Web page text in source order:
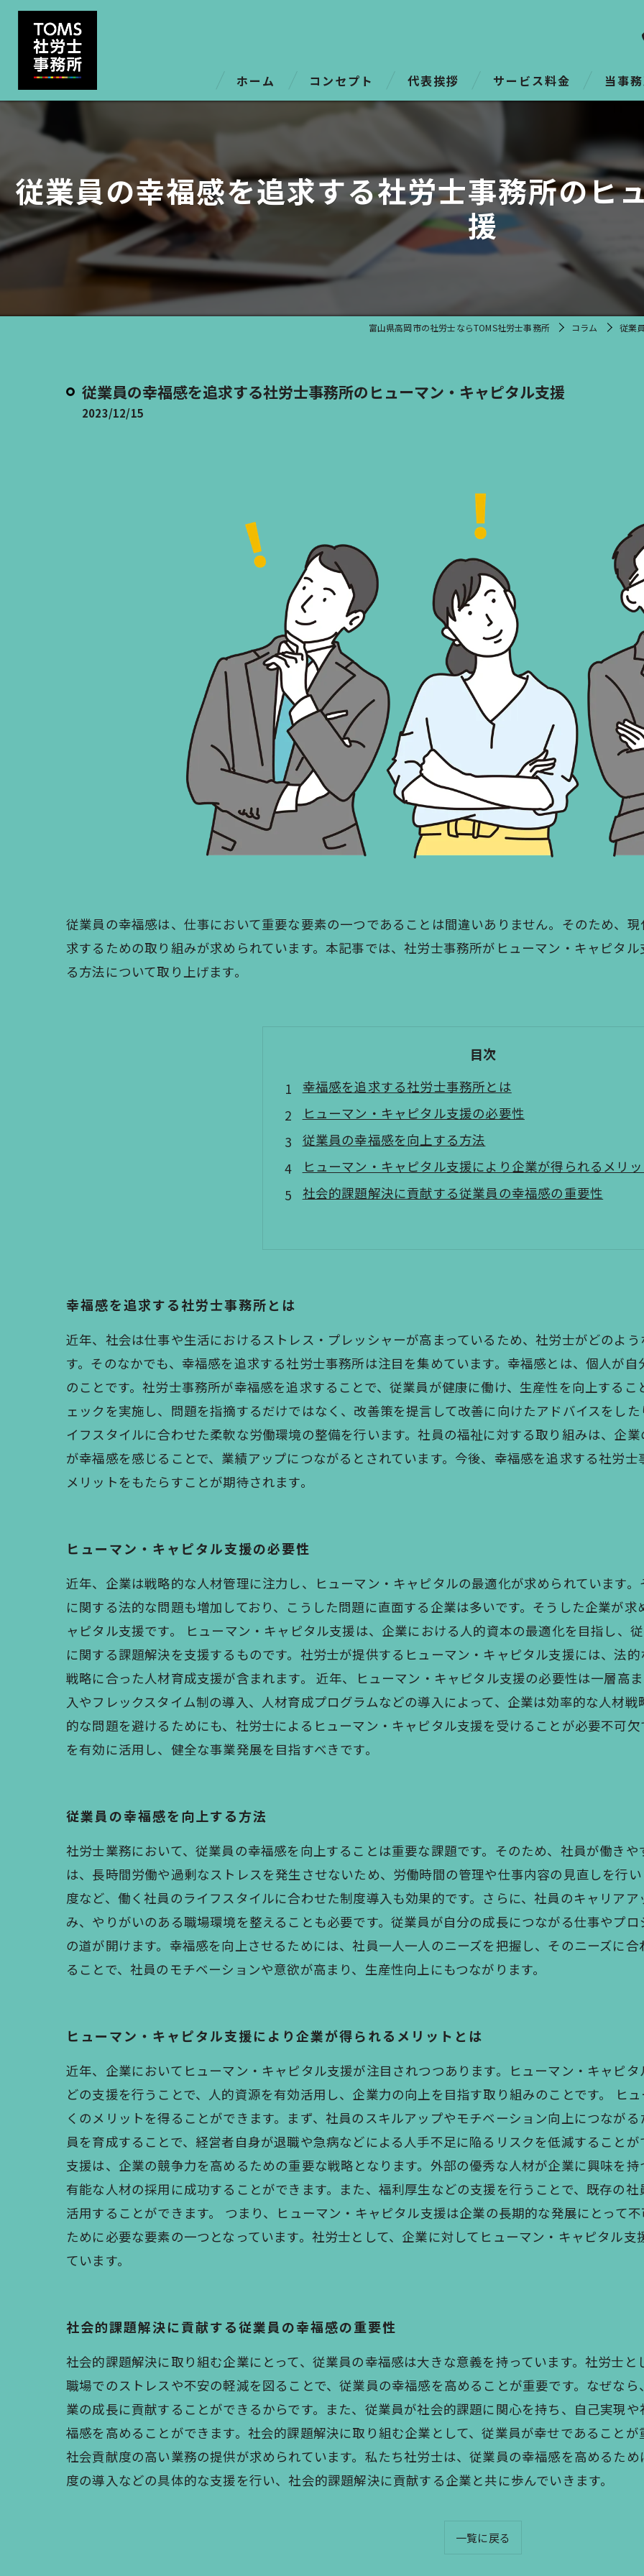
ホーム コンセプト 代表挨拶 サービス料金 当事
給与計算
コンサル
働き方
従業員の幸福感を追求する社労士事務所のヒ
援
富山県高岡市の社労士ならTOMS社労士事務所 コラム 従業
従業員の幸福感を追求する社労士事務所のヒューマン・キャピタル支援
2023/12/15
従業員の幸福感は、仕事において重要な要素の一つであることは間違いありません。そのため、
求するための取り組みが求められています。本記事では、社労士事務所がヒューマン・キャピタ
る方法について取り上げます。
目次
幸福感を追求する社労士事務所とは
ヒューマン・キャピタル支援の必要性
従業員の幸福感を向上する方法
ヒューマン・キャピタル支援により企業が得られるメリ
社会的課題解決に貢献する従業員の幸福感の重要性
幸福感を追求する社労士事務所とは
近年、社会は仕事や生活におけるストレス・プレッシャーが高まっているため、社労士がどのよ
す。そのなかでも、幸福感を追求する社労士事務所は注目を集めています。幸福感とは、個人が
のことです。社労士事務所が幸福感を追求することで、従業員が健康に働け、生産性を向上する
ェックを実施し、問題を指摘するだけではなく、改善策を提言して改善に向けたアドバイスをし
イフスタイルに合わせた柔軟な労働環境の整備を行います。社員の福祉に対する取り組みは、企
が幸福感を感じることで、業績アップにつながるとされています。今後、幸福感を追求する社労
メリットをもたらすことが期待されます。
ヒューマン・キャピタル支援の必要性
近年、企業は戦略的な人材管理に注力し、ヒューマン・キャピタルの最適化が求められています
に関する法的な問題も増加しており、こうした問題に直面する企業は多いです。そうした企業が
ャピタル支援です。 ヒューマン・キャピタル支援は、企業における人的資本の最適化を目指し、
に関する課題解決を支援するものです。社労士が提供するヒューマン・キャピタル支援には、法
戦略に合った人材育成支援が含まれます。 近年、ヒューマン・キャピタル支援の必要性は一層高
入やフレックスタイム制の導入、人材育成プログラムなどの導入によって、企業は効率的な人材
的な問題を避けるためにも、社労士によるヒューマン・キャピタル支援を受けることが必要不可
を有効に活用し、健全な事業発展を目指すべきです。
従業員の幸福感を向上する方法
社労士業務において、従業員の幸福感を向上することは重要な課題です。そのため、社員が働き
は、長時間労働や過剰なストレスを発生させないため、労働時間の管理や仕事内容の見直しを行
度など、働く社員のライフスタイルに合わせた制度導入も効果的です。さらに、社員のキャリア
み、やりがいのある職場環境を整えることも必要です。従業員が自分の成長につながる仕事やプ
の道が開けます。幸福感を向上させるためには、社員一人一人のニーズを把握し、そのニーズに
ることで、社員のモチベーションや意欲が高まり、生産性向上にもつながります。
ヒューマン・キャピタル支援により企業が得られるメリットとは
近年、企業においてヒューマン・キャピタル支援が注目されつつあります。ヒューマン・キャピ
どの支援を行うことで、人的資源を有効活用し、企業力の向上を目指す取り組みのことです。 ヒ
くのメリットを得ることができます。まず、社員のスキルアップやモチベーション向上につなが
員を育成することで、経営者自身が退職や急病などによる人手不足に陥るリスクを低減すること
支援は、企業の競争力を高めるための重要な戦略となります。外部の優秀な人材が企業に興味を
有能な人材の採用に成功することができます。また、福利厚生などの支援を行うことで、既存の
活用することができます。 つまり、ヒューマン・キャピタル支援は企業の長期的な発展にとって
ために必要な要素の一つとなっています。社労士として、企業に対してヒューマン・キャピタル
ています。
社会的課題解決に貢献する従業員の幸福感の重要性
社会的課題解決に取り組む企業にとって、従業員の幸福感は大きな意義を持っています。社労士
職場でのストレスや不安の軽減を図ることで、従業員の幸福感を高めることが重要です。なぜな
業の成長に貢献することができるからです。また、従業員が社会的課題に関心を持ち、自己実現
福感を高めることができます。社会的課題解決に取り組む企業として、従業員が幸せであること
社会貢献度の高い業務の提供が求められています。私たち社労士は、従業員の幸福感を高めるた
度の導入などの具体的な支援を行い、社会的課題解決に貢献する企業と共に歩んでいきます。
一覧に戻る